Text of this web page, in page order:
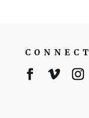
CONNECT